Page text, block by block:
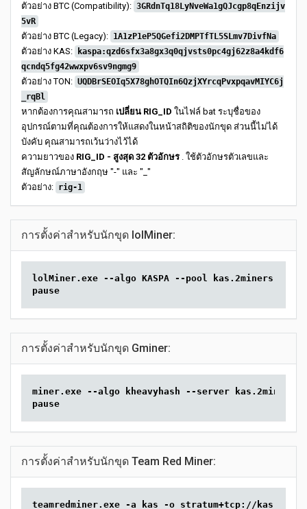
ตัวอย่าง BTC (Compatibility): 3GRdnTq18LyNveWa1gQJcgp8qEnzijv
5vR
ตัวอย่าง BTC (Legacy): 1A1zP1eP5QGefi2DMPTfTL5SLmv7DivfNa
ตัวอย่าง KAS:
kaspa:qzd6sfx3a8gx3q0qjvsts0pc4gj62z8a4kdf6
qcndq5fg42wwxpv6sv9ngmg9
ตัวอย่าง TON: UQDBrSEOIq5X78ghOTQIn6QzjXYrcqPvxpqavMIYC6j
_rqBl
หากต้องการคุณสามารถ เปลี่ยน RIG_ID ในไฟล์ bat ระบุชื่อของ
อุปกรณ์ตามที่คุณต้องการให้แสดงในหน้าสถิติของนักขุด ส่วนนี้ไม่ได้
บังคับ คุณสามารถเว้นว่างไว้ได้
ความยาวของ RIG_ID - สูงสุด 32 ตัวอักษร . ใช้ตัวอักษรตัวเลขและ
สัญลักษณ์ภาษาอังกฤษ "-" และ "_"
ตัวอย่าง: rig-1
การตั้งค่าสำหรับนักขุด lolMiner:
lolMiner.exe --algo KASPA --pool kas.2miners.com:2020
pause
การตั้งค่าสำหรับนักขุด Gminer:
miner.exe --algo kheavyhash --server
pause
การตั้งค่าสำหรับนักขุด Team Red Miner:
teamredminer.exe -a kas -o stratum+tcp://